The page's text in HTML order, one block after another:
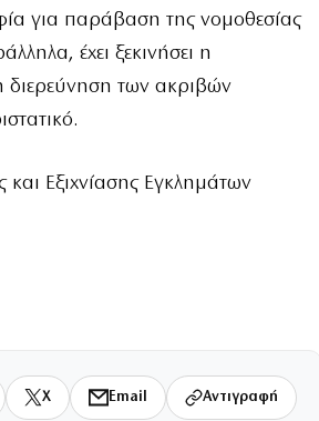
για παράβαση της νομοθεσίας
έχει ξεκινήσει η
διερεύνηση των ακριβών
Εξιχνίασης Εγκλημάτων
X Email Αντιγραφή